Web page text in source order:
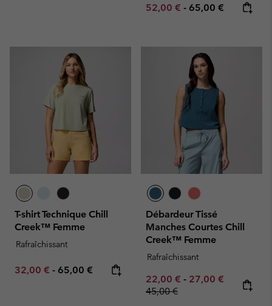
Minimum sale price:
52,00 € - Maximum price:
65,00 €
T-shirt Technique Chill
Creek™ Femme
Rafraîchissant
Minimum sale price:
32,00 € - Maximum price:
65,00 €
Débardeur Tissé
Manches Courtes Chill
Creek™ Femme
Rafraîchissant
Minimum sale price:
22,00 € - Maximum sale
27,00 € Regular
45,00 €